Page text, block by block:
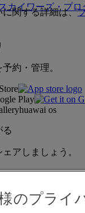
カイワーズ・プロ
関する詳細は、
約・管理。
Play
huawai os
る
アしましょう。
のプライ